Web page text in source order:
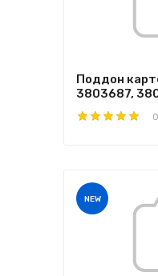
Поддон
3803687,
NEW